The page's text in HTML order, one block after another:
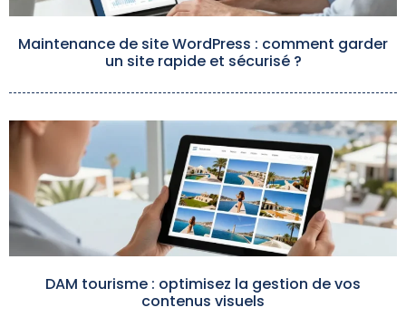
Maintenance de site WordPress : comment garder
un site rapide et sécurisé ?
DAM tourisme : optimisez la gestion de vos
contenus visuels